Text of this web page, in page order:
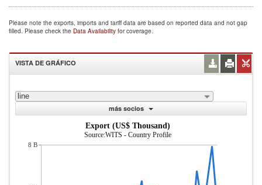
Please note the exports, imports and tariff data are based on reported data and not gap
filled. Please check the Data Availability for coverage.
VISTA DE GRÁFICO
line
más socios
Export (US$ Thousand)
Source:WITS - Country Profile
8 B